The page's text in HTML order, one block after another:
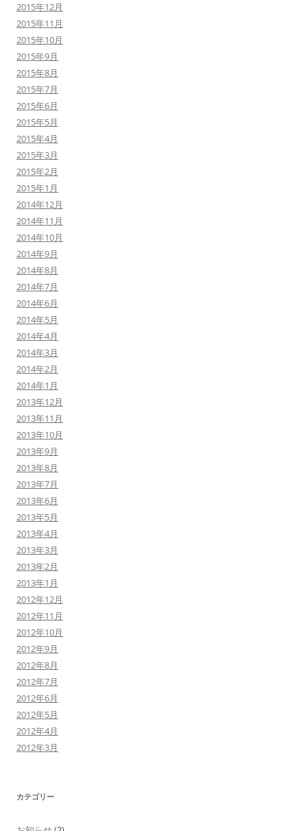
2015年12月
2015年11月
2015年10月
2015年9月
2015年8月
2015年7月
2015年6月
2015年5月
2015年4月
2015年3月
2015年2月
2015年1月
2014年12月
2014年11月
2014年10月
2014年9月
2014年8月
2014年7月
2014年6月
2014年5月
2014年4月
2014年3月
2014年2月
2014年1月
2013年12月
2013年11月
2013年10月
2013年9月
2013年8月
2013年7月
2013年6月
2013年5月
2013年4月
2013年3月
2013年2月
2013年1月
2012年12月
2012年11月
2012年10月
2012年9月
2012年8月
2012年7月
2012年6月
2012年5月
2012年4月
2012年3月
カテゴリー